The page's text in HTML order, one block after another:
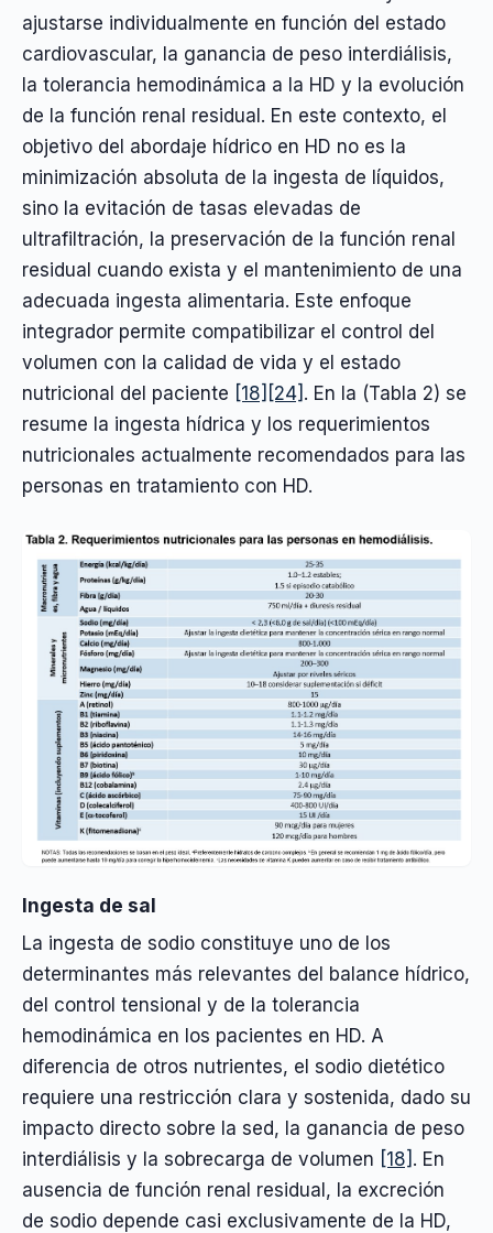
ajustarse individualmente en función del estado
cardiovascular, la ganancia de peso interdiálisis,
la tolerancia hemodinámica a la HD y la evolución
de la función renal residual. En este contexto, el
objetivo del abordaje hídrico en HD no es la
minimización absoluta de la ingesta de líquidos,
sino la evitación de tasas elevadas de
ultrafiltración, la preservación de la función renal
residual cuando exista y el mantenimiento de una
adecuada ingesta alimentaria. Este enfoque
integrador permite compatibilizar el control del
volumen con la calidad de vida y el estado
nutricional del paciente [18] [24] . En la (Tabla 2) se
resume la ingesta hídrica y los requerimientos
nutricionales actualmente recomendados para las
personas en tratamiento con HD.
Ingesta de sal
La ingesta de sodio constituye uno de los
determinantes más relevantes del balance hídrico,
del control tensional y de la tolerancia
hemodinámica en los pacientes en HD. A
diferencia de otros nutrientes, el sodio dietético
requiere una restricción clara y sostenida, dado su
impacto directo sobre la sed, la ganancia de peso
interdiálisis y la sobrecarga de volumen [18] . En
ausencia de función renal residual, la excreción
de sodio depende casi exclusivamente de la HD,